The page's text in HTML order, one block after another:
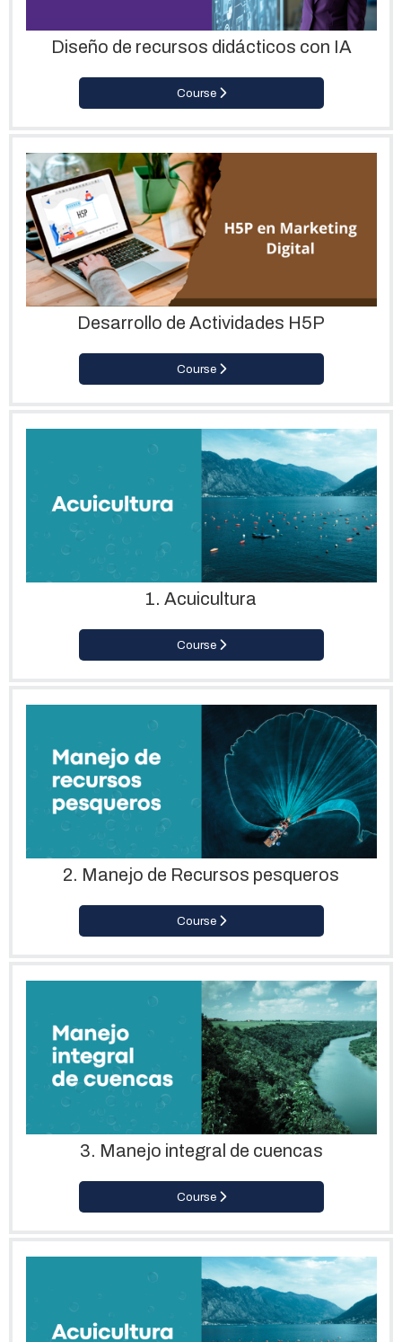
Diseño de recursos didácticos con IA
Course
Desarrollo de Actividades H5P
Course
1. Acuicultura
Course
2. Manejo de Recursos pesqueros
Course
3. Manejo integral de cuencas
Course